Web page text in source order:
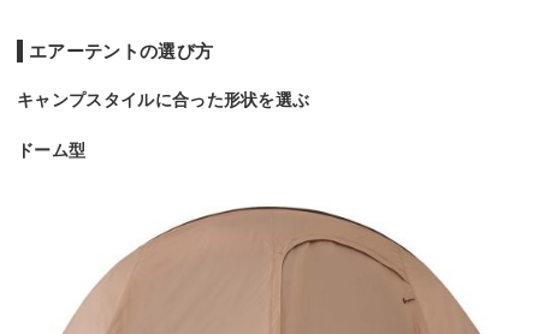
エアーテントの選び方
キャンプスタイルに合った形状を選ぶ
ドーム型